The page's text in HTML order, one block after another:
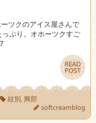
ツクのアイス屋さんで
ぷり。オホーツクすご
READ
POST
READ
POST
紋別,興部
softcreamblog